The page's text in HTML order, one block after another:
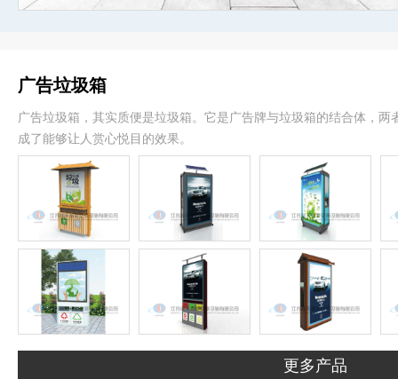
广告垃圾箱
广告垃圾箱，其实质便是垃圾箱。它是广告牌与垃圾箱的结合体，
成了能够让人赏心悦目的效果。
更多产品